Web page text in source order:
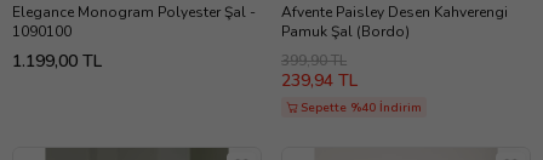
Elegance Monogram Polyester Şal -
1090100
1.199,00 TL
Afvente Paisley Desen Kahverengi
Pamuk Şal (Bordo)
399,90 TL
239,94 TL
Sepette %40 İndirim